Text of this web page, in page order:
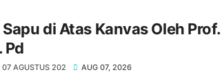
di Atas Kanvas Oleh Prof.
Pd
07 AGUSTUS 202 AUG 07, 2026